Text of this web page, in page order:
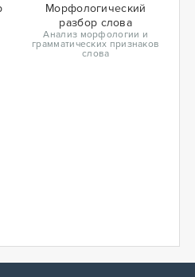
Морфологический
разбор слова
Анализ морфологии и
грамматических признаков
слова